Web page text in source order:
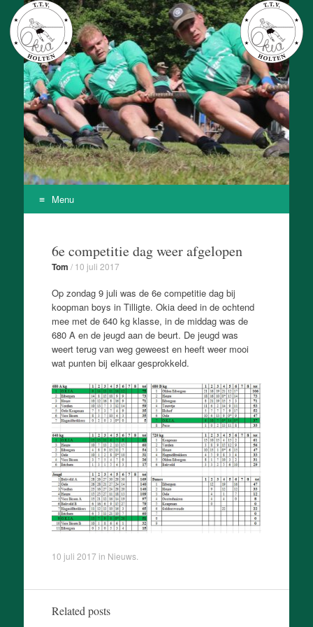
T.T.V. Okia
Onze Kracht Is Achteruit
Menu
content6e competitie dag weer afgelopen
Tom / 10 juli 2017
Op zondag 9 juli was de 6e competitie dag bij
koopman boys in Tilligte. Okia deed in de ochtend
mee met de 640 kg klasse, in de middag was de
680 A en de jeugd aan de beurt. De jeugd was
weert terug van weg geweest en heeft weer mooi
wat punten bij elkaar gesprokkeld.
10 juli 2017 in Nieuws.
Related posts